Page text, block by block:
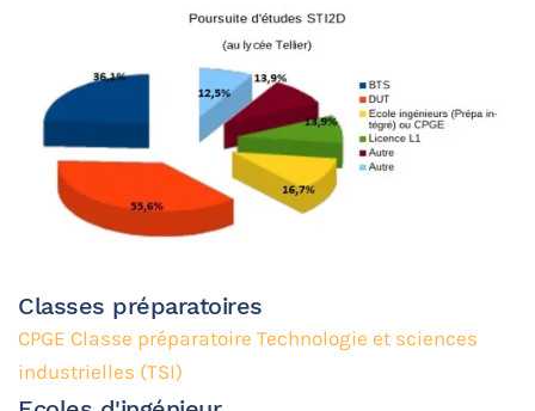
Classes préparatoires
CPGE Classe préparatoire Technologie et sciences
industrielles (TSI)